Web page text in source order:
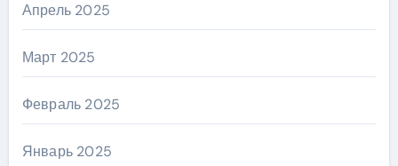
Апрель 2025
Март 2025
Февраль 2025
Январь 2025